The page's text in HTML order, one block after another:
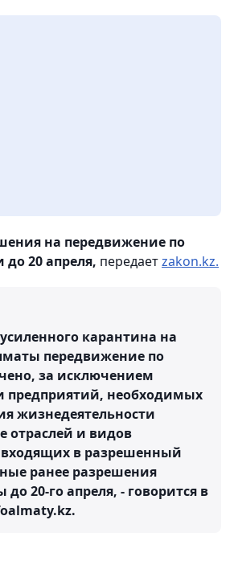
на передвижение по
до 20 апреля, передаетzakon.kz.
карантина на
передвижение по
за исключением
предприятий, необходимых
жизнедеятельности
отраслей и видов
входящих в разрешенный
ранее разрешения
20-го апреля, - говорится в